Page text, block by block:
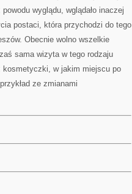
wyglądu, wglądało inaczej
postaci, która przychodzi do tego
Obecnie wolno wszelkie
sama wizyta w tego rodzaju
w jakim miejscu po
ze zmianami